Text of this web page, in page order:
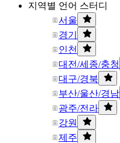
지역별 언어 스터디
서울
경기
인천
대전/세종/충청
대구/경북
부산/울산/경남
광주/전라
강원
제주